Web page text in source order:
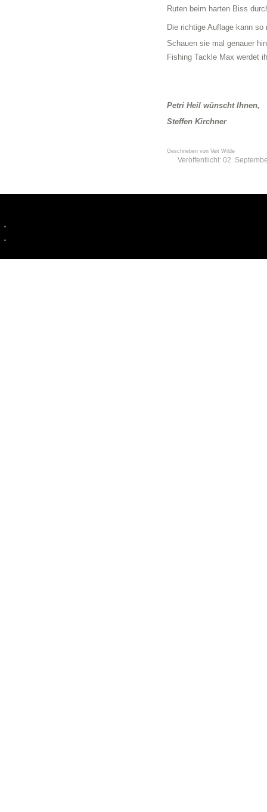
Ruten beim harten Biss
Die richtige Auflage kann
Schauen sie mal genauer
Fishing Tackle Max werdet
Petri Heil wünscht Ihnen,
Steffen Kirchner
Geschrieben von Veit Wilde
Veröffentlicht: 02.